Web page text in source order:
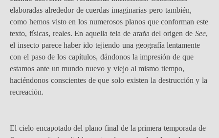
elaboradas alrededor de cuerdas imaginarias pero también,
como hemos visto en los numerosos planos que conforman este
texto, físicas, reales. En aquella tela de araña del origen de See,
el insecto parece haber ido tejiendo una geografía lentamente
con el paso de los capítulos, dándonos la impresión de que
estamos ante un mundo nuevo y viejo al mismo tiempo,
haciéndonos conscientes de que solo existen la destrucción y la
recreación.
El cielo encapotado del plano final de la primera temporada de